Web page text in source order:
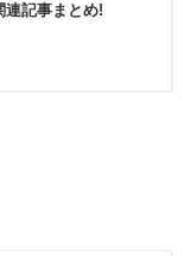
連記事まとめ!